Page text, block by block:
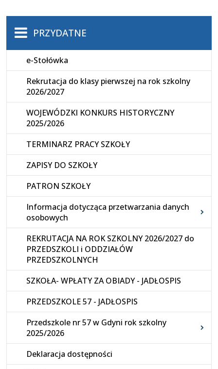
PRZYDATNE
e-Stołówka
Rekrutacja do klasy pierwszej na rok szkolny
2026/2027
WOJEWÓDZKI KONKURS HISTORYCZNY
2025/2026
TERMINARZ PRACY SZKOŁY
ZAPISY DO SZKOŁY
PATRON SZKOŁY
Informacja dotycząca przetwarzania danych
osobowych
REKRUTACJA NA ROK SZKOLNY 2026/2027 do
PRZEDSZKOLI i ODDZIAŁÓW
PRZEDSZKOLNYCH
SZKOŁA- WPŁATY ZA OBIADY - JADŁOSPIS
PRZEDSZKOLE 57 - JADŁOSPIS
Przedszkole nr 57 w Gdyni rok szkolny
2025/2026
Deklaracja dostępności